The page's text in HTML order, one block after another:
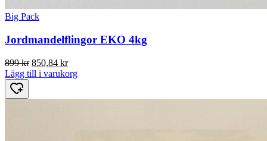
Big Pack
Jordmandelflingor EKO 4kg
899kr Det
ursprungliga
850,84 krDet
nuvarande
Lägg till i varukorg